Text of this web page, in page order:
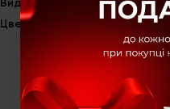
Вид товара Топы
Цвет Бежевый